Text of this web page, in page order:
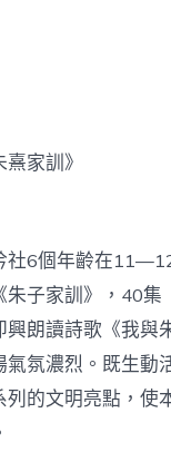
家訓》
社6個年齡在
朱子家訓》，40集
興朗讀詩歌《我與
氣氛濃烈。既生動
列的文明亮點，使